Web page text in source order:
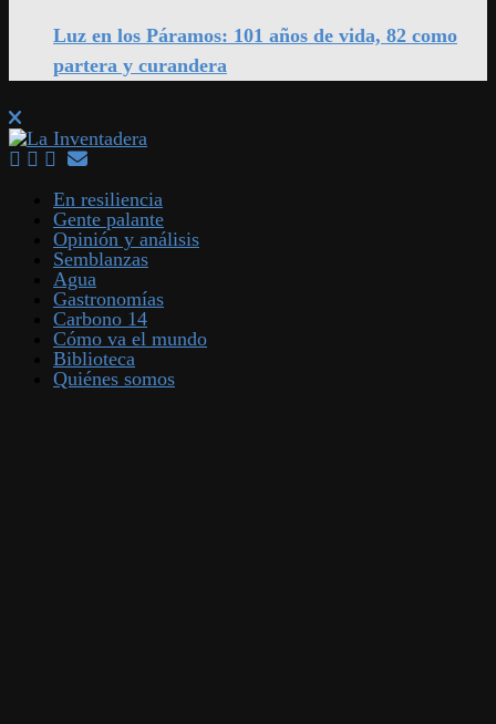
Luz en los Páramos: 101 años de vida, 82 como
partera y curandera
En resiliencia
Gente palante
Opinión y análisis
Semblanzas
Agua
Gastronomías
Carbono 14
Cómo va el mundo
Biblioteca
Quiénes somos